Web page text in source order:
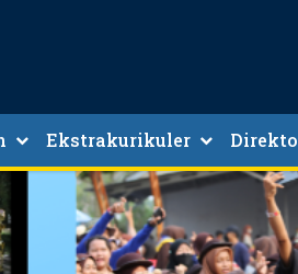
Ekstrakurikuler